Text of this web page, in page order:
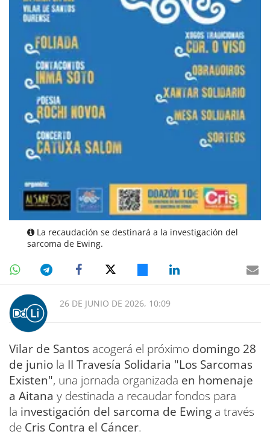
La recaudación se destinará a la investigación del
sarcoma de Ewing.
26 DE JUNIO DE 2026, 10:09
Vilar de Santos acogerá el próximo domingo 28
de junio la II Travesía Solidaria "Los Sarcomas
Existen", una jornada organizada en homenaje
a Aitana y destinada a recaudar fondos para
la investigación del sarcoma de Ewing a través
de Cris Contra el Cáncer.